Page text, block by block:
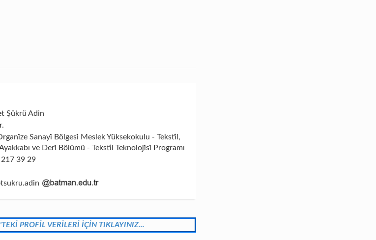
Şükrü Adin
Sanayi̇ Bölgesi̇ Meslek Yüksekokulu - Teksti̇l,
ve Deri̇ Bölümü - Teksti̇l Teknoloji̇si̇ Programı
217 39 29
PROFİL VERİLERİ İÇİN TIKLAYINIZ...